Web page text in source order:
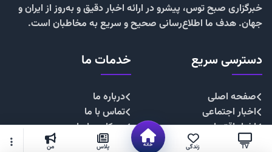
TV زندگی خانه پلاس من
خبرگزاری صبح توس، پیشرو در ارائه اخبار دقیق و به‌روز از ایران و
جهان. هدف ما اطلاع‌رسانی صحیح و سریع به مخاطبان است.
دسترسی سریع
صفحه اصلی
اخبار اجتماعی
اخبار اقتصادی
اخبار چندرسانه
خدمات ما
درباره ما
تماس با ما
همکاری با ما
تبلیغات